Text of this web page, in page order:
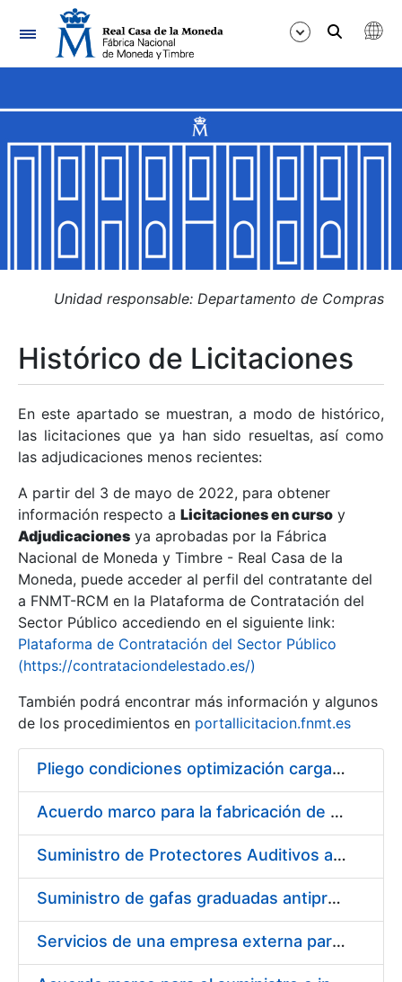
Navegación
Mostrar/Ocultar
Mostrar/Ocultar
Mostrar/Ocultar
Mostrar/Ocultar
Mostrar/Ocultar
Mostrar/Ocultar
Unidad responsable: Departamento de Compras
Histórico de Licitaciones
En este apartado se muestran, a modo de histórico,
las licitaciones que ya han sido resueltas, así como
las adjudicaciones menos recientes:
A partir del 3 de mayo de 2022, para obtener
información respecto a Licitaciones en curso y
Adjudicaciones ya aprobadas por la Fábrica
Nacional de Moneda y Timbre - Real Casa de la
Moneda, puede acceder al perfil del contratante del
a FNMT-RCM en la Plataforma de Contratación del
Sector Público accediendo en el siguiente link:
Plataforma de Contratación del Sector Público
(https://contrataciondelestado.es/)
También podrá encontrar más información y algunos
de los procedimientos en portallicitacion.fnmt.es
Pliego condiciones optimización cargas compras firmado
Acuerdo marco para la fabricación de piezas
Suministro de Protectores Auditivos a medida para las personas trabajadoras de los Centros de Trabajo de Madrid y Burgos
Suministro de gafas graduadas antiproyecciones para los trabajadores de la FNMT-RCM en los centros de trabajo de Madrid y Burgos
Servicios de una empresa externa para el asesoramiento y resolución de los recursos de alzada que se presentan relacionados con procesos de selección para la FNMT-RCM